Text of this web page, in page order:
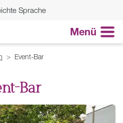
Sprache
Menü
Event-Bar
Bar